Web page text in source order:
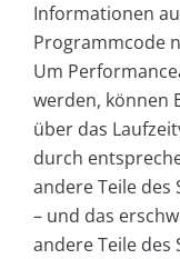
Informationen
Programmcode
Um
werden, können
über das
durch
andere Teile des
– und das
andere Teile des